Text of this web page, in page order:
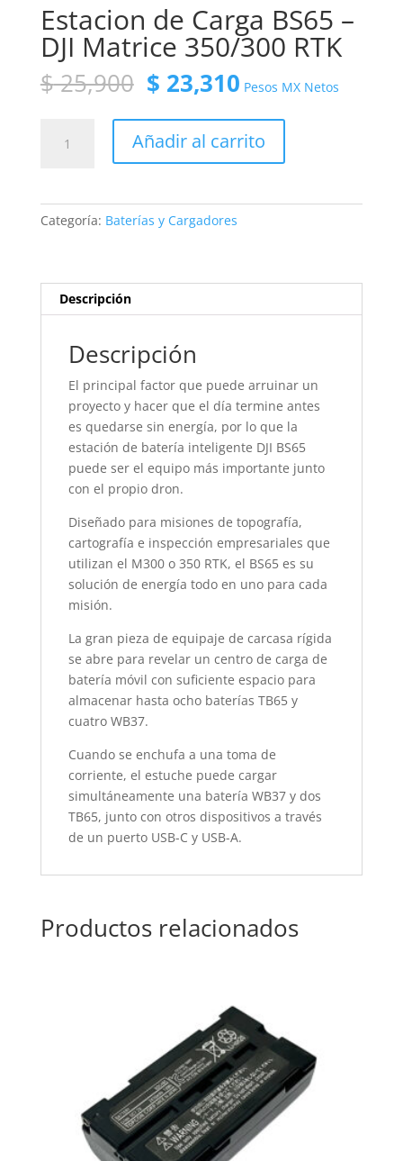
Estacion de Carga BS65 –
DJI Matrice 350/300 RTK
$25,900 El
precio
original
era:
$ 25,900.
$ 23,310El
precio
actual
es:
$ 23,310.
Pesos MX Netos
RTK
cantidad
Añadir al carrito
Categoría: Baterías y Cargadores
Descripción
Descripción
El principal factor que puede arruinar un
proyecto y hacer que el día termine antes
es quedarse sin energía, por lo que la
estación de batería inteligente DJI BS65
puede ser el equipo más importante junto
con el propio dron.
Diseñado para misiones de topografía,
cartografía e inspección empresariales que
utilizan el M300 o 350 RTK, el BS65 es su
solución de energía todo en uno para cada
misión.
La gran pieza de equipaje de carcasa rígida
se abre para revelar un centro de carga de
batería móvil con suficiente espacio para
almacenar hasta ocho baterías TB65 y
cuatro WB37.
Cuando se enchufa a una toma de
corriente, el estuche puede cargar
simultáneamente una batería WB37 y dos
TB65, junto con otros dispositivos a través
de un puerto USB-C y USB-A.
Productos relacionados